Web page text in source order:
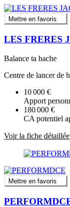
Mettre en favoris
LES FRERES
Balance ta hache
Centre de lancer de
10 000 €
Apport
180 000 €
CA potentiel
Voir la fiche détaillée
Mettre en favoris